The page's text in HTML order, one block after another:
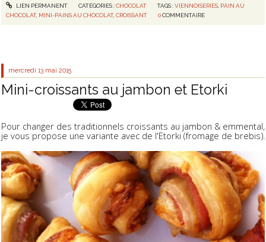
LIEN PERMANENT CATÉGORIES :CHOCOLAT TAGS :VIENNOISERIES PAIN AU
CHOCOLAT, MINI-PAINS AU CHOCOLAT,CROISSANT 0 COMMENTAIRE
mercredi 13 mai 2015
Mini-croissants au jambon et Etorki
Pour changer des traditionnels croissants au jambon & emmental,
je vous propose une variante avec de l'Etorki (fromage de brebis).